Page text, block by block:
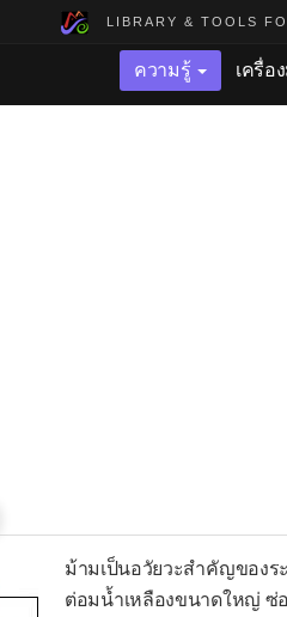
LIBRARY & TOOLS
ความรู้ เครื่อ
ม้ามเป็นอวัยวะสำคัญของ
ต่อมน้ำเหลืองขนาดใหญ่ ซ่